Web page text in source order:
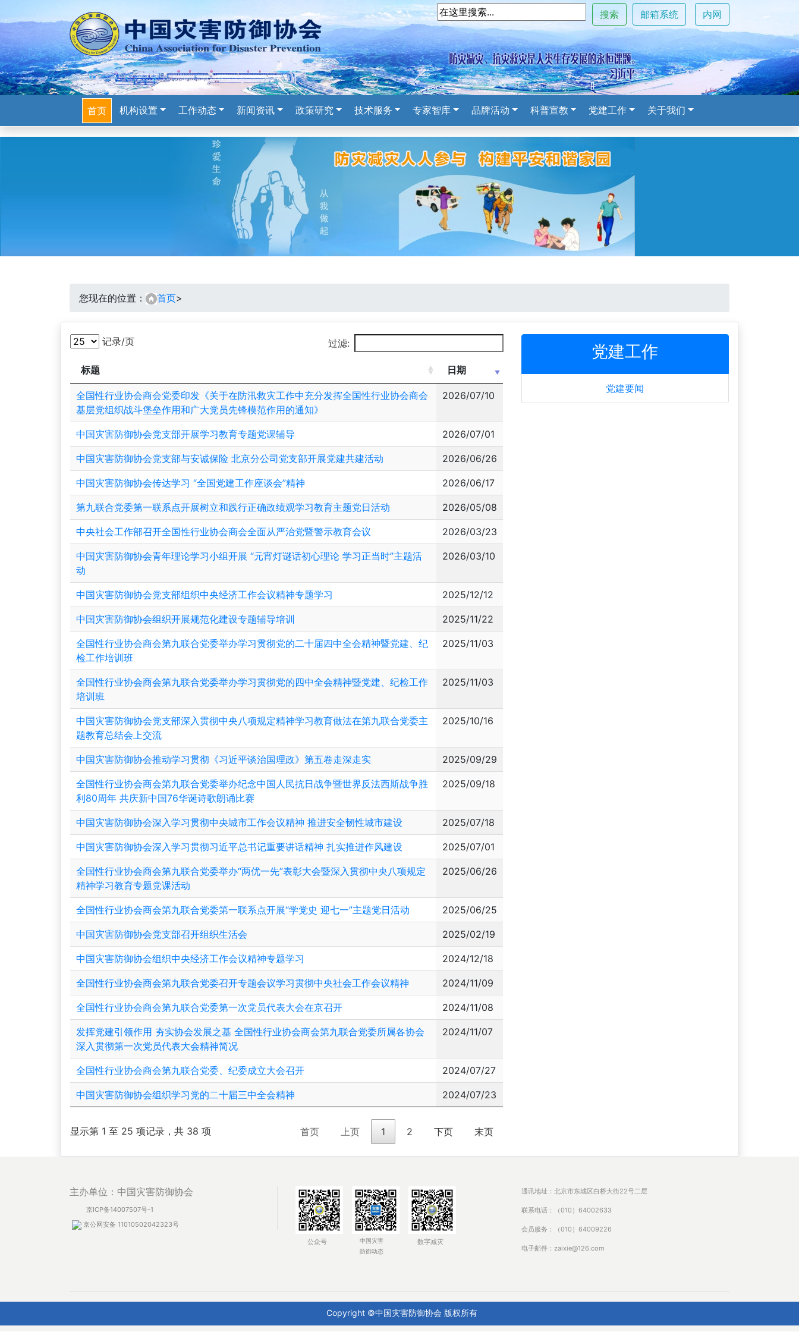
搜索 邮箱系统 内网
首页 机构设置 工作动态 新闻资讯 政策研究 技术服务 专家智库 品牌活动 科普宣教 党建工作 关于我们
您现在的位置： 首页>
记录/页 过滤:
标题 日期
全国性行业协会商会党委印发《关于在防汛救灾工作中充分发挥全国性行业协会商会
基层党组织战斗堡垒作用和广大党员先锋模范作用的通知》
2026/07/10
中国灾害防御协会党支部开展学习教育专题党课辅导 2026/07/01
中国灾害防御协会党支部与安诚保险 北京分公司党支部开展党建共建活动 2026/06/26
中国灾害防御协会传达学习 “全国党建工作座谈会”精神 2026/06/17
第九联合党委第一联系点开展树立和践行正确政绩观学习教育主题党日活动 2026/05/08
中央社会工作部召开全国性行业协会商会全面从严治党暨警示教育会议 2026/03/23
中国灾害防御协会青年理论学习小组开展 “元宵灯谜话初心理论 学习正当时”主题活
动
2026/03/10
中国灾害防御协会党支部组织中央经济工作会议精神专题学习 2025/12/12
中国灾害防御协会组织开展规范化建设专题辅导培训 2025/11/22
全国性行业协会商会第九联合党委举办学习贯彻党的二十届四中全会精神暨党建、纪
检工作培训班
2025/11/03
全国性行业协会商会第九联合党委举办学习贯彻党的四中全会精神暨党建、纪检工作
培训班
2025/11/03
中国灾害防御协会党支部深入贯彻中央八项规定精神学习教育做法在第九联合党委主
题教育总结会上交流
2025/10/16
中国灾害防御协会推动学习贯彻《习近平谈治国理政》第五卷走深走实 2025/09/29
全国性行业协会商会第九联合党委举办纪念中国人民抗日战争暨世界反法西斯战争胜
利80周年 共庆新中国76华诞诗歌朗诵比赛
2025/09/18
中国灾害防御协会深入学习贯彻中央城市工作会议精神 推进安全韧性城市建设 2025/07/18
中国灾害防御协会深入学习贯彻习近平总书记重要讲话精神 扎实推进作风建设 2025/07/01
全国性行业协会商会第九联合党委举办“两优一先”表彰大会暨深入贯彻中央八项规定
精神学习教育专题党课活动
2025/06/26
全国性行业协会商会第九联合党委第一联系点开展“学党史 迎七一”主题党日活动 2025/06/25
中国灾害防御协会党支部召开组织生活会 2025/02/19
中国灾害防御协会组织中央经济工作会议精神专题学习 2024/12/18
全国性行业协会商会第九联合党委召开专题会议学习贯彻中央社会工作会议精神 2024/11/09
全国性行业协会商会第九联合党委第一次党员代表大会在京召开 2024/11/08
发挥党建引领作用 夯实协会发展之基 全国性行业协会商会第九联合党委所属各协会
深入贯彻第一次党员代表大会精神简况
2024/11/07
全国性行业协会商会第九联合党委、纪委成立大会召开 2024/07/27
中国灾害防御协会组织学习党的二十届三中全会精神 2024/07/23
显示第 1 至 25 项记录，共 38 项 首页 上页 1 2 下页 末页
党建工作
党建要闻
主办单位：中国灾害防御协会
京ICP备14007507号-1
京公网安备 11010502042323号
公众号
中国灾害
防御动态
数字减灾
通讯地址：北京市东城区白桥大街22号二层
联系电话：（010）64002633
会员服务：（010）64009226
电子邮件：zaixie@126.com
Copyright ©中国灾害防御协会 版权所有